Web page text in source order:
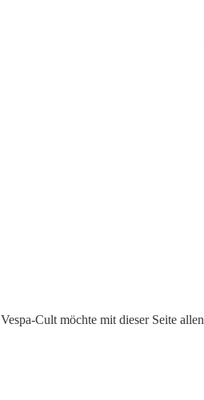
Vespa-Cult möchte mit dieser Seite allen